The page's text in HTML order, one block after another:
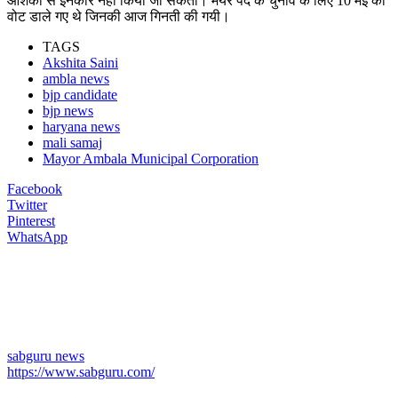
वोट डाले गए थे जिनकी आज गिनती की गयी।
TAGS
Akshita Saini
ambla news
bjp candidate
bjp news
haryana news
mali samaj
Mayor Ambala Municipal Corporation
Facebook
Twitter
Pinterest
WhatsApp
sabguru news
https://www.sabguru.com/